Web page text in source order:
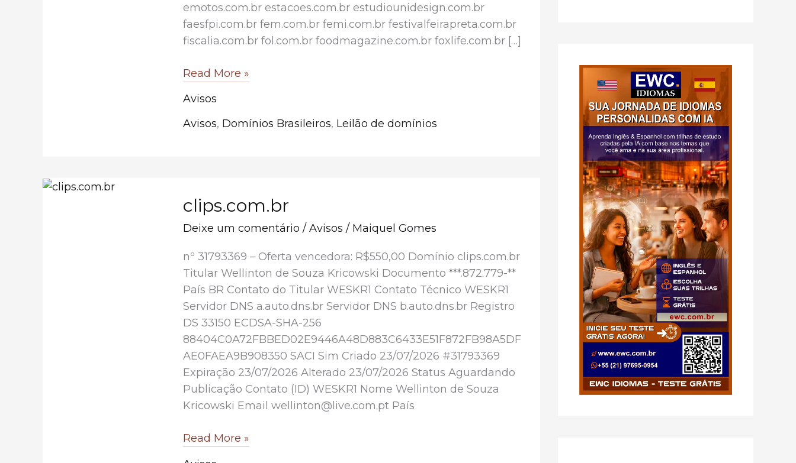
emotos.com.br estacoes.com.br estudiounidesign.com.br
faesfpi.com.br fem.com.br femi.com.br festivalfeirapreta.com.br
fiscalia.com.br fol.com.br foodmagazine.com.br foxlife.com.br […]
Leilão
Julho
–
Read More »
Avisos
Avisos, Domínios Brasileiros, Leilão de domínios
clips.com.br
Deixe um comentário / Avisos / Maiquel Gomes
nº 31793369 – Oferta vencedora: R$550,00 Domínio clips.com.br
Titular Wellinton de Souza Kricowski Documento ***.872.779-**
País BR Contato do Titular WESKR1 Contato Técnico WESKR1
Servidor DNS a.auto.dns.br Servidor DNS b.auto.dns.br Registro
DS 33150 ECDSA-SHA-256
88404C0A72FBBED02E9446A48D883C6433E51F872FB98A5DF
AE0FAEA9B908350 SACI Sim Criado 23/07/2026 #31793369
Expiração 23/07/2026 Alterado 23/07/2026 Status Aguardando
Publicação Contato (ID) WESKR1 Nome Wellinton de Souza
Kricowski Email wellinton@live.com.pt País
clips.com.br
Read More »